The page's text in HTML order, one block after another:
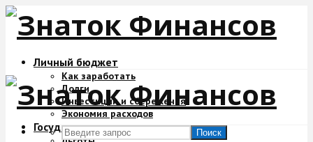
Личный бюджет
Как заработать
Долги
Инвестиции и сбережения
Экономия расходов
Государство и деньги Поиск